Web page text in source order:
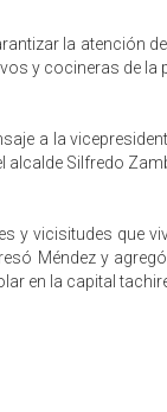
la atención
y cocineras de la
a la
alcalde Silfredo
y vicisitudes que
Méndez y
en la capital